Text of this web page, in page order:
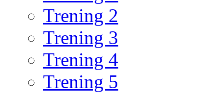
Trening 2
Trening 3
Trening 4
Trening 5